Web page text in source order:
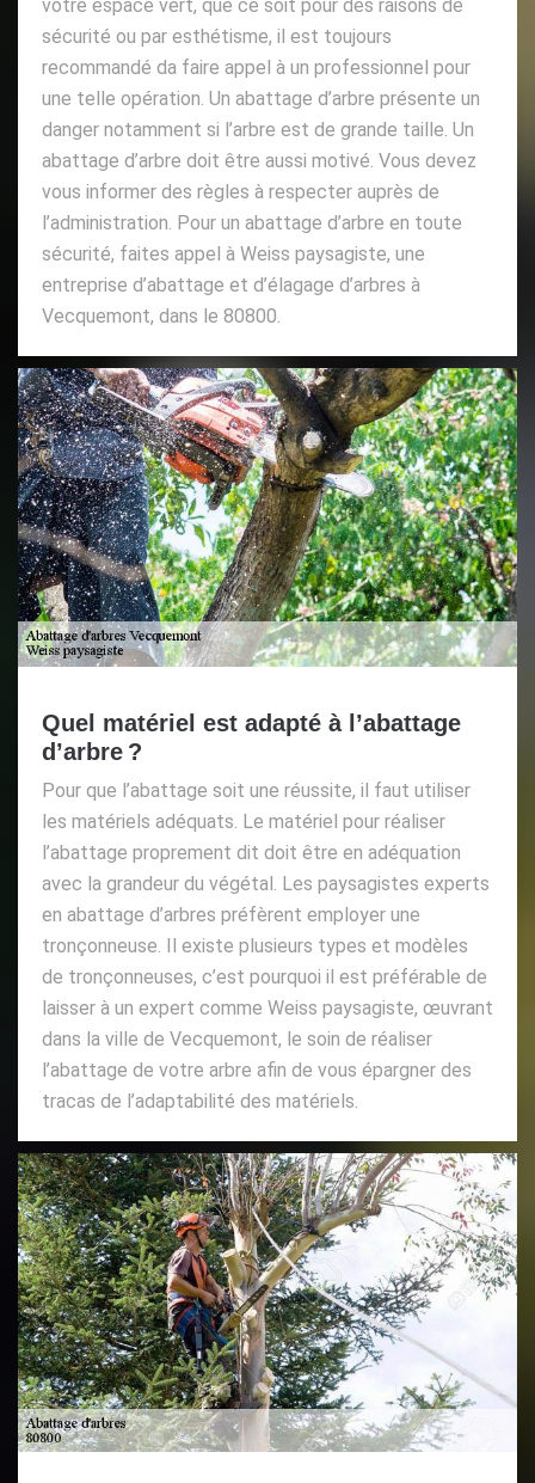
votre espace vert, que ce soit pour des raisons de
sécurité ou par esthétisme, il est toujours
recommandé da faire appel à un professionnel pour
une telle opération. Un abattage d’arbre présente un
danger notamment si l’arbre est de grande taille. Un
abattage d’arbre doit être aussi motivé. Vous devez
vous informer des règles à respecter auprès de
l’administration. Pour un abattage d’arbre en toute
sécurité, faites appel à Weiss paysagiste, une
entreprise d’abattage et d’élagage d’arbres à
Vecquemont, dans le 80800.
Quel matériel est adapté à l’abattage
d’arbre ?
Pour que l’abattage soit une réussite, il faut utiliser
les matériels adéquats. Le matériel pour réaliser
l’abattage proprement dit doit être en adéquation
avec la grandeur du végétal. Les paysagistes experts
en abattage d’arbres préfèrent employer une
tronçonneuse. Il existe plusieurs types et modèles
de tronçonneuses, c’est pourquoi il est préférable de
laisser à un expert comme Weiss paysagiste, œuvrant
dans la ville de Vecquemont, le soin de réaliser
l’abattage de votre arbre afin de vous épargner des
tracas de l’adaptabilité des matériels.